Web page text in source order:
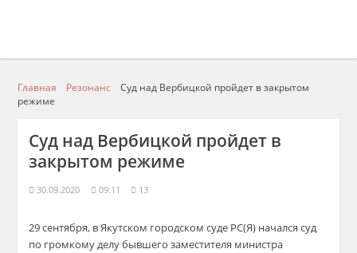
Главная Резонанс
Суд над Вербицкой пройдет в закрытом
режиме
Суд над Вербицкой пройдет в
закрытом режиме
30.09.2020 09:11 13
29 сентября, в Якутском городском суде РС(Я) начался суд
по громкому делу бывшего заместителя министра